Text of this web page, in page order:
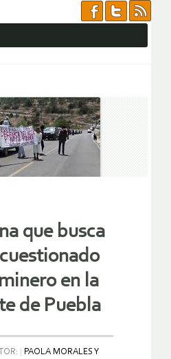
que busca
en la
de Puebla
PAOLA MORALES Y